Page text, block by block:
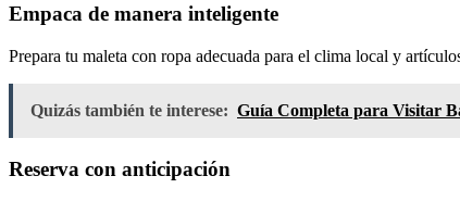
Empaca de manera inteligente
Prepara tu maleta con ropa adecuada para el clima local y
Quizás también te interese: Guía Completa para Visitar
Reserva con anticipación